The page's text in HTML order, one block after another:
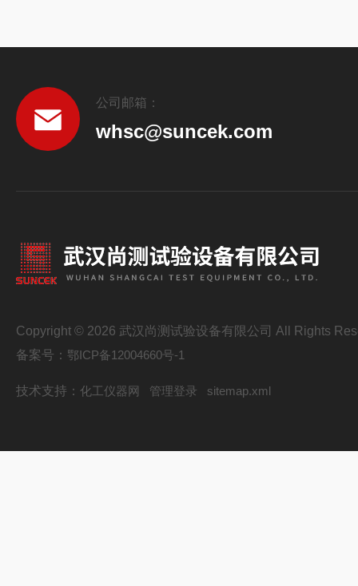
公司邮箱：
whsc@suncek.com
Copyright © 2026 武汉尚测试验设备有限公司 All Rights
备案号： 鄂ICP备12004660号-1
技术支持： 化工仪器网 管理登录 sitemap.xml